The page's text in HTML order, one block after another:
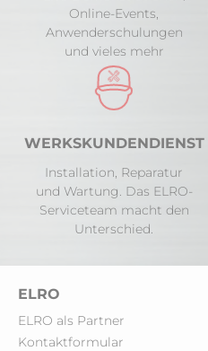
Online-Events,
Anwenderschulungen
und vieles mehr
WERKSKUNDENDIENST
Installation, Reparatur
und Wartung. Das ELRO-
Serviceteam macht den
Unterschied.
ELRO
ELRO als Partner
Kontaktformular